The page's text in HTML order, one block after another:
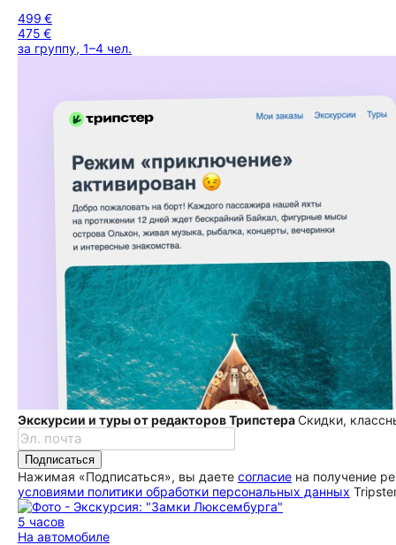
499 €
475 €
за группу, 1–4 чел.
Экскурсии и туры от редакторов ТрипстераСкидки,
Подписаться
Нажимая «Подписаться», вы даете согласие на получение
условиями политики обработки персональных данных
5 часов
На автомобиле